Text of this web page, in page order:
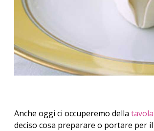
Anche oggi ci occuperemo della
deciso cosa preparare o portare per